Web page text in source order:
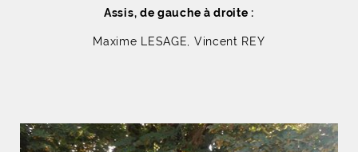
Assis, de gauche à droite :
Maxime LESAGE, Vincent REY